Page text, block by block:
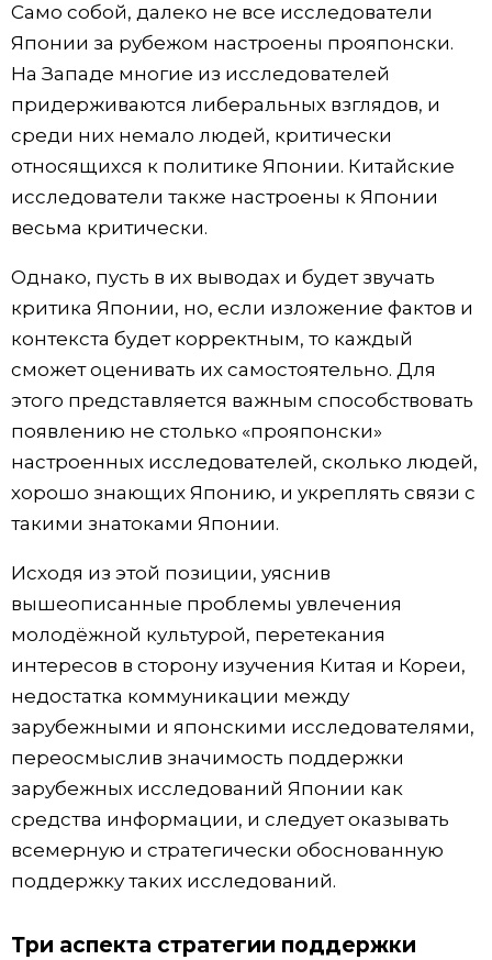
Само собой, далеко не все исследователи
Японии за рубежом настроены прояпонски.
На Западе многие из исследователей
придерживаются либеральных взглядов, и
среди них немало людей, критически
относящихся к политике Японии. Китайские
исследователи также настроены к Японии
весьма критически.
Однако, пусть в их выводах и будет звучать
критика Японии, но, если изложение фактов и
контекста будет корректным, то каждый
сможет оценивать их самостоятельно. Для
этого представляется важным способствовать
появлению не столько «прояпонски»
настроенных исследователей, сколько людей,
хорошо знающих Японию, и укреплять связи с
такими знатоками Японии.
Исходя из этой позиции, уяснив
вышеописанные проблемы увлечения
молодёжной культурой, перетекания
интересов в сторону изучения Китая и Кореи,
недостатка коммуникации между
зарубежными и японскими исследователями,
переосмыслив значимость поддержки
зарубежных исследований Японии как
средства информации, и следует оказывать
всемерную и стратегически обоснованную
поддержку таких исследований.
Три аспекта стратегии поддержки